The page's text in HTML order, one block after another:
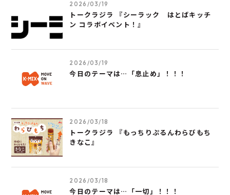
2026/03/19
トークラジラ 『シーラック はとばキッチ
ン コラボイベント！』
2026/03/19
今日のテーマは…「息止め」！！！
2026/03/18
トークラジラ 『もっちりぷるんわらびもち
きなこ』
2026/03/18
今日のテーマは…「一切」！！！